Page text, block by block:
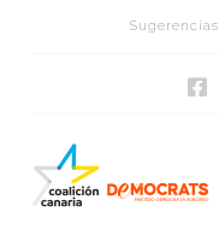
Sugerencias